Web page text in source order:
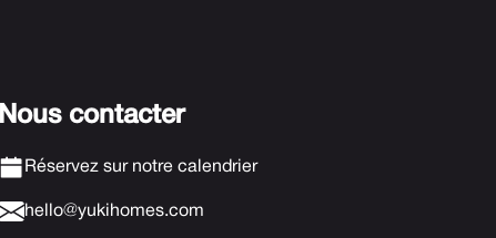
Nous contacter
Réservez sur notre calendrier
hello@yukihomes.com